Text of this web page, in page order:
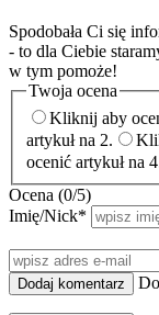
Spodobała Ci się
- to dla Ciebie
w tym pomoże!
Twoja ocena
artykuł na 2.
ocenić
Ocena (0/5)
Imię/Nick*